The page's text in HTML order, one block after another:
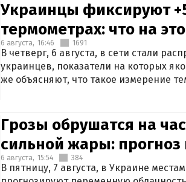
Украинцы фиксируют
термометрах: что на
6 августа, 16:46 1691
В четверг, 6 августа, в сети стали
украинцев, показатели на которых
же объясняют, что такое измерение
Грозы обрушатся на
сильной жары: прогноз
6 августа, 15:54 384
В пятницу, 7 августа, в Украине